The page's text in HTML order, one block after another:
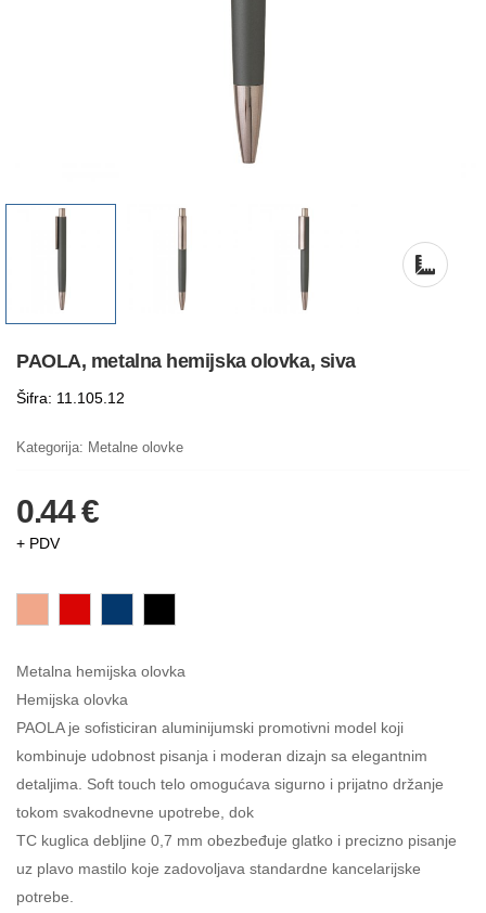
PAOLA, metalna hemijska olovka, siva
Šifra: 11.105.12
Kategorija: Metalne olovke
0.44 €
+ PDV
Metalna hemijska olovka
Hemijska olovka
PAOLA je sofisticiran aluminijumski promotivni model koji
kombinuje udobnost pisanja i moderan dizajn sa elegantnim
detaljima. Soft touch telo omogućava sigurno i prijatno držanje
tokom svakodnevne upotrebe, dok
TC kuglica debljine 0,7 mm obezbeđuje glatko i precizno pisanje
uz plavo mastilo koje zadovoljava standardne kancelarijske
potrebe.